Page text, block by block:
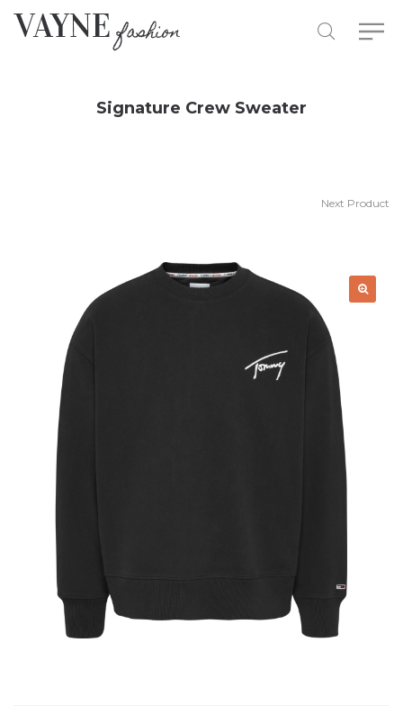
Signature Crew Sweater
Next Product